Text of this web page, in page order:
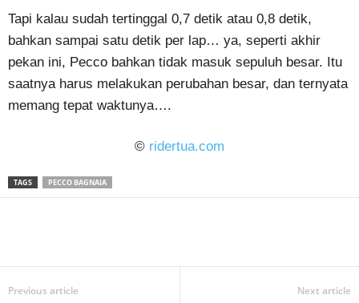
Tapi kalau sudah tertinggal 0,7 detik atau 0,8 detik,
bahkan sampai satu detik per lap… ya, seperti akhir
pekan ini, Pecco bahkan tidak masuk sepuluh besar. Itu
saatnya harus melakukan perubahan besar, dan ternyata
memang tepat waktunya….
© ridertua.com
TAGS PECCO BAGNAIA
Previous article Next article